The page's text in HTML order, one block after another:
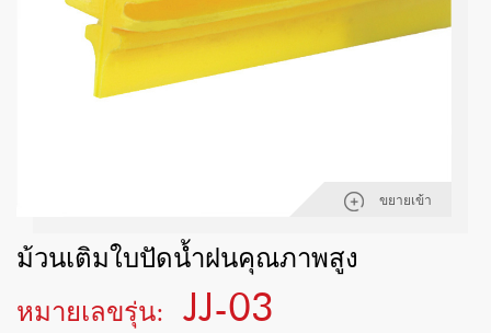
ขยายเข้า
ม้วนเติมใบปัดน้ำฝนคุณภาพสูง
หมายเลขรุ่น:
JJ-03